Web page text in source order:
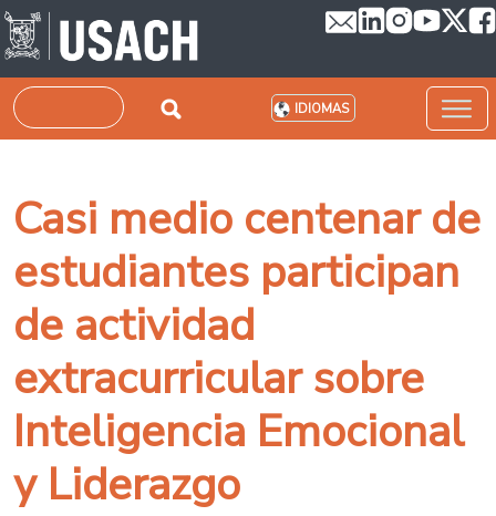
Pasar al contenido principal
Buscar IDIOMAS
Casi medio centenar de
estudiantes participan
de actividad
extracurricular sobre
Inteligencia Emocional
y Liderazgo